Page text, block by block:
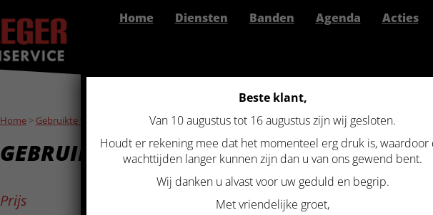
Home Diensten Banden Agenda Acties
Home> Gebruikte velgen Gebruikte TPMS sensor Schrader 22853740
GEBRUIKTE TPMS SENSOR SCHRADER
Prijs
Beste klant,
Van 10 augustus tot 16 augustus zijn wij gesloten.
Houdt er rekening mee dat het momenteel erg druk is, waardoor
wachttijden langer kunnen zijn dan u van ons gewend bent.
Wij danken u alvast voor uw geduld en begrip.
Met vriendelijke groet,